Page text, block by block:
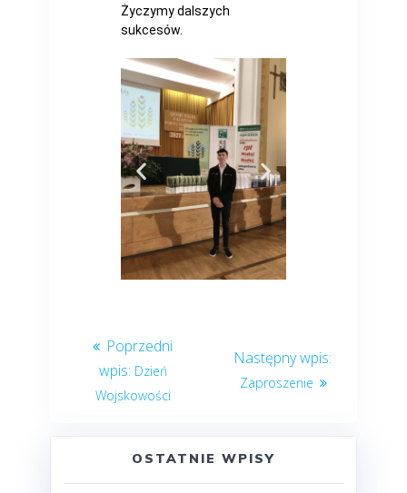
Życzymy dalszych
sukcesów.
Dzień
Wojskowości
Zaproszenie
OSTATNIE WPISY